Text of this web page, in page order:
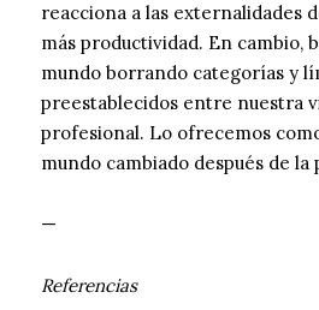
reacciona a las externalidades
más productividad. En cambio,
mundo borrando categorías y
preestablecidos entre nuestra
profesional. Lo ofrecemos
mundo cambiado después de la
—
Referencias